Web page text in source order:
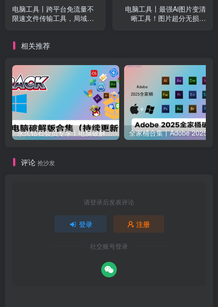
电脑工具丨跨平台免流量不
限速文件传输工具，局域网
电脑工具丨最强Ai图片变清
晰工具！图片超分无损放
相关推荐
永久钻石会员专享丨电脑破解软件合集(更新至2025.4.11）
评论 抢沙发
请登录后发表评论
登录 注册
社交账号登录